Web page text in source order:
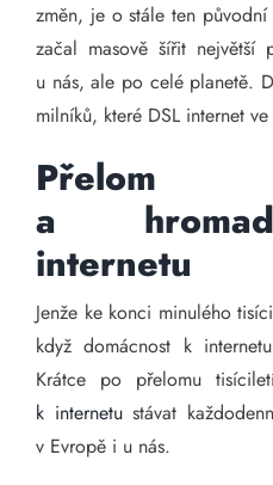
změn, je o stále ten
začal masově šířit největší
u nás, ale po celé planetě.
milníků, které DSL internet
Přelom
a
internetu
Jenže ke konci minulého
když domácnost k
Krátce po přelomu
k internetustávat
v Evropě i u nás.